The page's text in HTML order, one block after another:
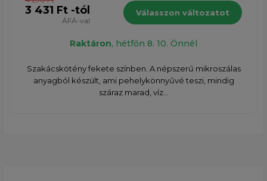
3 431 Ft -tól
ÁFÁ-val
Válasszon változatot
Raktáron, hétfőn 8. 10. Önnél
Szakácskötény fekete színben. A népszerű mikroszálas
anyagból készült, ami pehelykönnyűvé teszi, mindig
száraz marad, víz...